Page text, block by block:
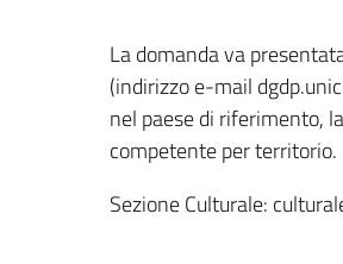
La domanda va
(indirizzo e-mail
nel paese di riferimento,
competente per territorio.
Sezione Culturale: